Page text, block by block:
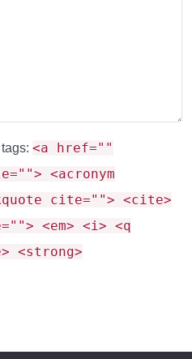
<a href=""
<acronym
cite=""> <cite>
<em> <i> <q
<strong>